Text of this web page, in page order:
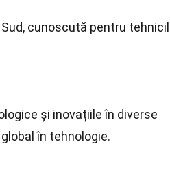
cunoscută pentru
și inovațiile în diverse
în tehnologie.